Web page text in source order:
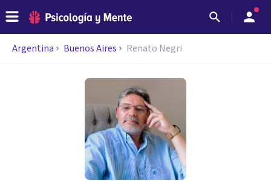
Argentina Buenos Aires Renato Negri